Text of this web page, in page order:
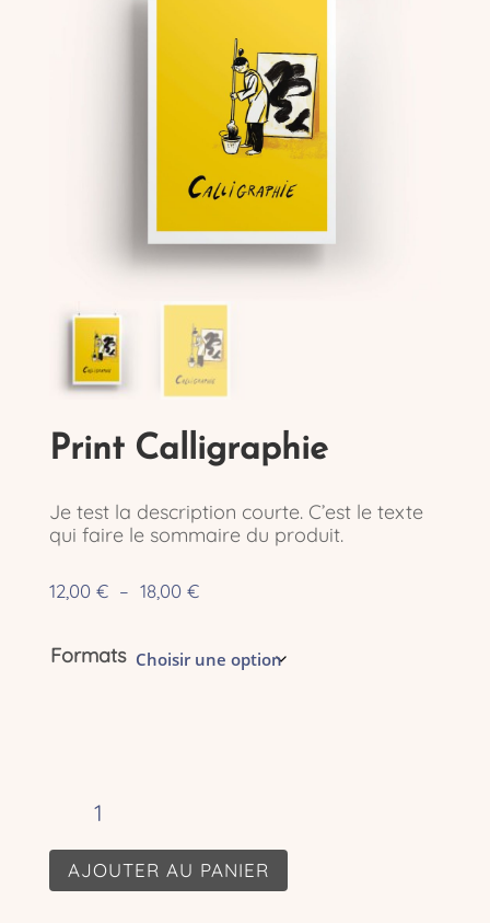
Print Calligraphie
Je test la description courte. C’est le texte
qui faire le sommaire du produit.
12,00 € – 18,00 €Plage
12,00 €
Formats
Calligraphie
AJOUTER AU PANIER